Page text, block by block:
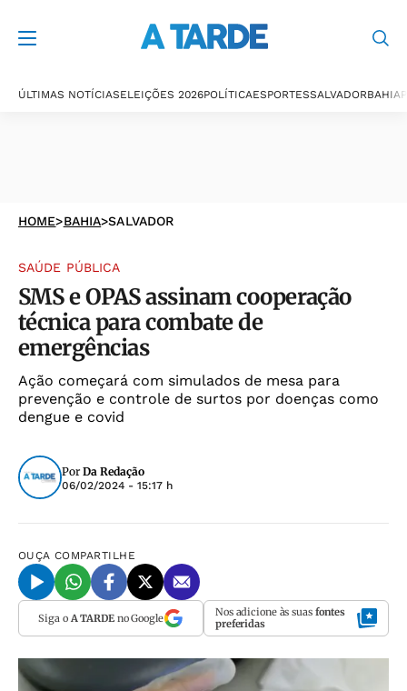
ÚLTIMAS NOTÍCIASELEIÇÕES 2026POLÍTICAESPORTESSALVADORBAHIA
HOME>BAHIA>SALVADOR
SAÚDE PÚBLICA
SMS e OPAS assinam cooperação
técnica para combate de
emergências
Ação começará com simulados de mesa para
prevenção e controle de surtos por doenças como
dengue e covid
Por Da Redação
06/02/2024 - 15:17 h
OUÇA COMPARTILHE
Siga o A TARDEno Google Nos adicione às suas fontes
preferidas